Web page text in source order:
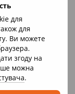
для
для
Ви можете
згоду на
можна
.